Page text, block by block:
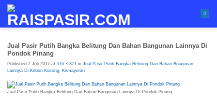
content
Jual Pasir Putih Bangka Belitung Dan Bahan Bangunan Lainnya Di
Pondok Pinang
Published 2 Juli 2017 at 576 × 371 in Jual Pasir Putih Bangka Belitung Dan Bahan Bnagunan
Lainnya Di Kebon Kosong, Kemayoran
Jual Pasir Putih Bangka Belitung Dan Bahan Bangunan Lainnya Di Pondok Pinang